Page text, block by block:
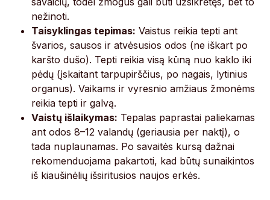
nežinoti.
Taisyklingas tepimas: Vaistus reikia tepti ant
švarios, sausos ir atvėsusios odos (ne iškart po
karšto dušo). Tepti reikia visą kūną nuo kaklo iki
pėdų (įskaitant tarpupirščius, po nagais, lytinius
organus). Vaikams ir vyresnio amžiaus žmonėms
reikia tepti ir galvą.
Vaistų išlaikymas: Tepalas paprastai paliekamas
ant odos 8–12 valandų (geriausia per naktį), o
tada nuplaunamas. Po savaitės kursą dažnai
rekomenduojama pakartoti, kad būtų sunaikintos
iš kiaušinėlių išsiritusios naujos erkės.